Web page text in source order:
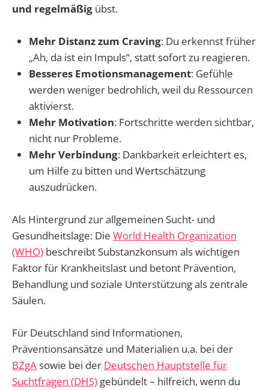
und regelmäßig übst.
Mehr Distanz zum Craving: Du erkennst früher
„Ah, da ist ein Impuls“, statt sofort zu reagieren.
Besseres Emotionsmanagement: Gefühle
werden weniger bedrohlich, weil du Ressourcen
aktivierst.
Mehr Motivation: Fortschritte werden sichtbar,
nicht nur Probleme.
Mehr Verbindung: Dankbarkeit erleichtert es,
um Hilfe zu bitten und Wertschätzung
auszudrücken.
Als Hintergrund zur allgemeinen Sucht- und
Gesundheitslage: Die World Health Organization
(WHO) beschreibt Substanzkonsum als wichtigen
Faktor für Krankheitslast und betont Prävention,
Behandlung und soziale Unterstützung als zentrale
Säulen.
Für Deutschland sind Informationen,
Präventionsansätze und Materialien u.a. bei der
BZgAsowie bei der Deutschen Hauptstelle für
Suchtfragen (DHS) gebündelt – hilfreich, wenn du